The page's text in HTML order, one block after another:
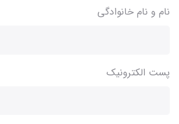
نام و نام خانوادگی
پست الکترونیک